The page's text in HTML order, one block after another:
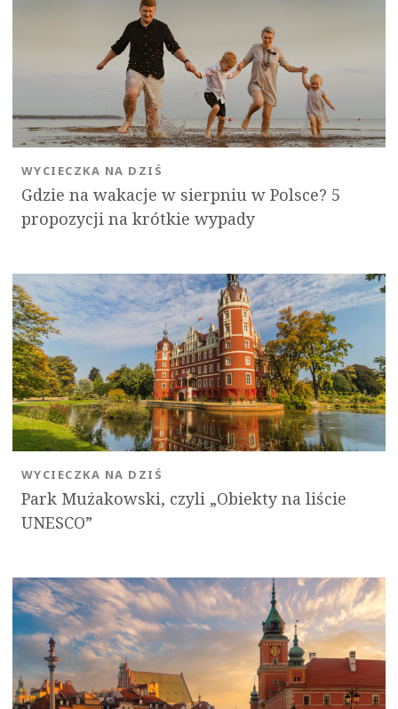
Gdzie na wakacje w sierpniu w Polsce? 5
propozycji na krótkie wypady
WYCIECZKA NA DZIŚ
Park Mużakowski, czyli „Obiekty na liście
UNESCO”
WYCIECZKA NA DZIŚ